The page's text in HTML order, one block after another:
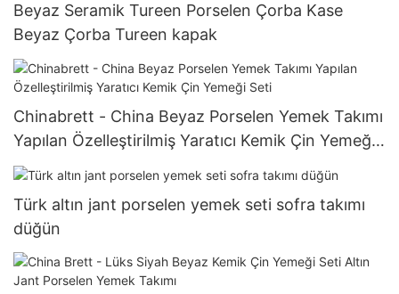
Beyaz Seramik Tureen Porselen Çorba Kase
Beyaz Çorba Tureen kapak
Chinabrett - China Beyaz Porselen Yemek Takımı
Yapılan Özelleştirilmiş Yaratıcı Kemik Çin Yemeği
Seti
Türk altın jant porselen yemek seti sofra takımı
düğün